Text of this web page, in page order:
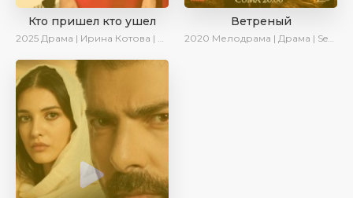
Кто пришел кто ушел
2025 Драма | Ирина Котова | Новинки | Сериалы 2025
Ветреный
2020 Мелодрама | Драма | SesDizi | Ирина Котова | AveTurk